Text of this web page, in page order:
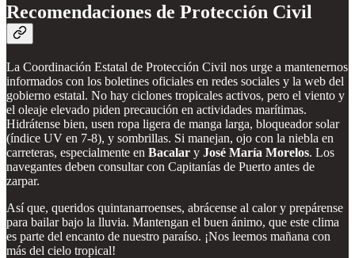
Recomendaciones de Protección Civil
La Coordinación Estatal de Protección Civil nos urge a mantenernos
informados con los boletines oficiales en redes sociales y la web del
gobierno estatal. No hay ciclones tropicales activos, pero el viento y
el oleaje elevado piden precaución en actividades marítimas.
Hidrátense bien, usen ropa ligera de manga larga, bloqueador solar
(índice UV en 7-8), y sombrillas. Si manejan, ojo con la niebla en
carreteras, especialmente en Bacalar y José María Morelos. Los
navegantes deben consultar con Capitanías de Puerto antes de
zarpar.
Así que, queridos quintanarroenses, abrácense al calor y prepárense
para bailar bajo la lluvia. Mantengan el buen ánimo, que este clima
es parte del encanto de nuestro paraíso. ¡Nos leemos mañana con
más del cielo tropical!